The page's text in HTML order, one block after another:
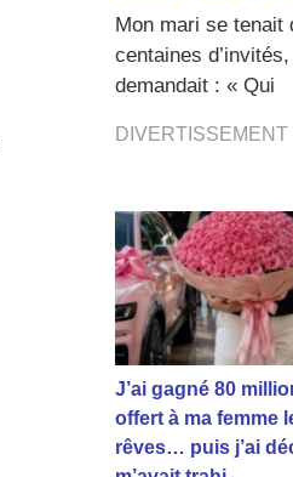
Mon mari se tenait
centaines
demandait : « Qui
DIVERTISSEMENT
J’ai gagné 80
offert à ma femme
rêves… puis j’ai